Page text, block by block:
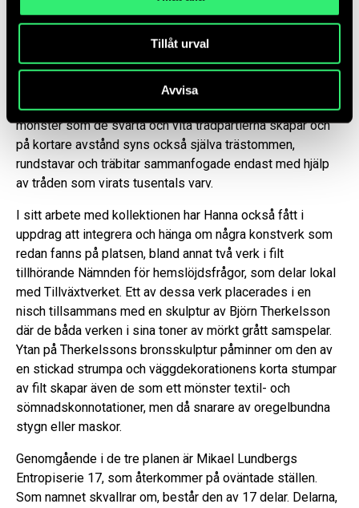
Tillåt urval
Avvisa
av den mörkare grå väggen den hängts på, utan att
kontrasterna blivit extrema. På den mellersta av de tre
våningarna har Anton Alvarez trådinspunna The
Threadwrapping Machine High Side Table fått en plats i en
nisch som vetter mot en öppen mötesplats mitt emellan
de parallella korridorerna. På håll syns tydligt de grafiska
mönster som de svarta och vita trådpartierna skapar och
på kortare avstånd syns också själva trästommen,
rundstavar och träbitar sammanfogade endast med hjälp
av tråden som virats tusentals varv.
I sitt arbete med kollektionen har Hanna också fått i
uppdrag att integrera och hänga om några konstverk som
redan fanns på platsen, bland annat två verk i filt
tillhörande Nämnden för hemslöjdsfrågor, som delar lokal
med Tillväxtverket. Ett av dessa verk placerades i en
nisch tillsammans med en skulptur av Björn Therkelsson
där de båda verken i sina toner av mörkt grått samspelar.
Ytan på Therkelssons bronsskulptur påminner om den av
en stickad strumpa och väggdekorationens korta stumpar
av filt skapar även de som ett mönster textil- och
sömnadskonnotationer, men då snarare av oregelbundna
stygn eller maskor.
Genomgående i de tre planen är Mikael Lundbergs
Entropiserie 17, som återkommer på oväntade ställen.
Som namnet skvallrar om, består den av 17 delar. Delarna,